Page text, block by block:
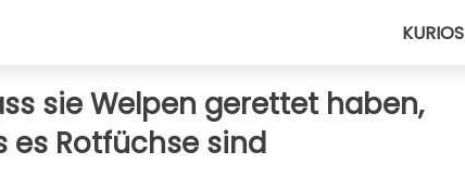
sie Welpen gerettet haben,
es Rotfüchse sind